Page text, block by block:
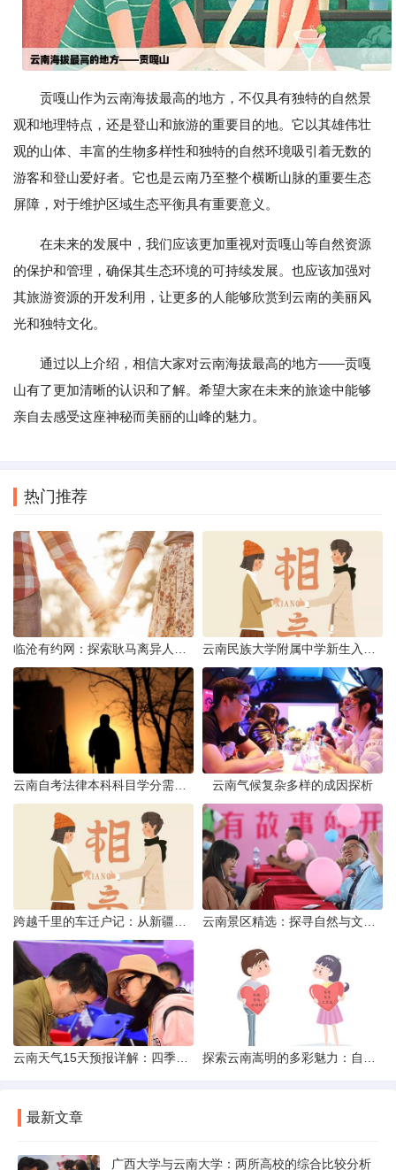
贡嘎山作为云南海拔最高的地方，不仅具有独特的自然景
观和地理特点，还是登山和旅游的重要目的地。它以其雄伟壮
观的山体、丰富的生物多样性和独特的自然环境吸引着无数的
游客和登山爱好者。它也是云南乃至整个横断山脉的重要生态
屏障，对于维护区域生态平衡具有重要意义。
在未来的发展中，我们应该更加重视对贡嘎山等自然资源
的保护和管理，确保其生态环境的可持续发展。也应该加强对
其旅游资源的开发利用，让更多的人能够欣赏到云南的美丽风
光和独特文化。
通过以上介绍，相信大家对云南海拔最高的地方——贡嘎
山有了更加清晰的认识和了解。希望大家在未来的旅途中能够
亲自去感受这座神秘而美丽的山峰的魅力。
热门推荐
云南气候复杂多样的成因探析
最新文章
广西大学与云南大学：两所高校的综合比较分析